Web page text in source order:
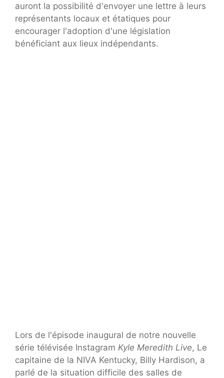
auront la possibilité d'envoyer une lettre à leurs
représentants locaux et étatiques pour
encourager l'adoption d'une législation
bénéficiant aux lieux indépendants.
Lors de l'épisode inaugural de notre nouvelle
série télévisée Instagram Kyle Meredith Live, Le
capitaine de la NIVA Kentucky, Billy Hardison, a
parlé de la situation difficile des salles de